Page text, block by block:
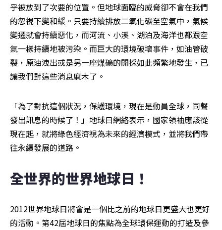
乎被放到了次要的位置。但地球面臨的威脅卻不會在我們
的忽視下變和緩。只要持續排放二氧化碳至空氣中，氣候
變遷就會持續惡化，而河流、小溪、湖泊及海洋也都跟空
氣一樣持續地被污染。而巨大的環境破壞事件，如油管破
裂，原油洩出或是另一座煤礦的開採如此頻繁地發生，已
讓我們對這些消息麻木了。
「為了對抗這個狀況，保護環境，現在是動員全球，同聲
發出訊息的時候了！」地球日網絡表示，國家領袖應該從
現在起，就將綠色經濟視為未來的經濟模式，並將我們帶
往永續發展的道路。
全世界的世界地球日！
2012世界地球日將會是一個比之前的地球日更盛大也更好
的活動。第42屆地球日的焦點為全球環保運動的打造及參